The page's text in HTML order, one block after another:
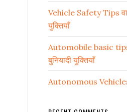
Vehicle Safety Tips
युक्तियाँ
Automobile basic tips
बुनियादी युक्तियाँ
Autonomous Vehicles